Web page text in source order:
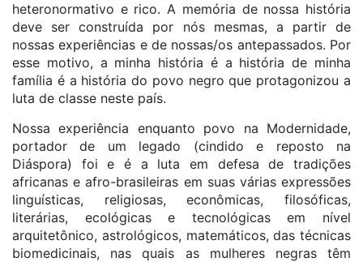
heteronormativo e rico. A memória de nossa história
deve ser construída por nós mesmas, a partir de
nossas experiências e de nossas/os antepassados. Por
esse motivo, a minha história é a história de minha
família é a história do povo negro que protagonizou a
luta de classe neste país.
Nossa experiência enquanto povo na Modernidade,
portador de um legado (cindido e reposto na
Diáspora) foi e é a luta em defesa de tradições
africanas e afro-brasileiras em suas várias expressões
linguísticas, religiosas, econômicas, filosóficas,
literárias, ecológicas e tecnológicas em nível
arquitetônico, astrológicos, matemáticos, das técnicas
biomedicinais, nas quais as mulheres negras têm